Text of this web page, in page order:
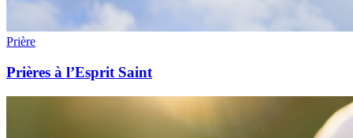
Prière
Prières à l’Esprit Saint